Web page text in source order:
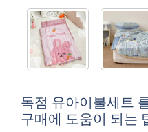
독점 유아이불세트
구매에 도움이 되는